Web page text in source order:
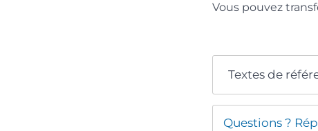
Vous pouvez
Textes de
Questions ?